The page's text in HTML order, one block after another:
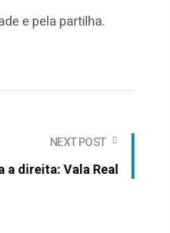
e pela partilha.
NEXT POST
a direita: Vala Real